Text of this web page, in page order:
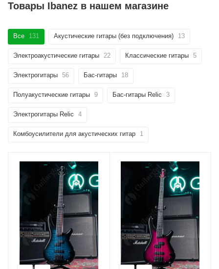
Товары Ibanez в нашем магазине
Все 131 Акустические гитары (без подключения) 13
Электроакустические гитары 22 Классические гитары 5
Электрогитары 56 Бас-гитары 18
Полуакустические гитары 9 Бас-гитары Relic 3
Электрогитары Relic 4
Комбоусилители для акустических гитар 1